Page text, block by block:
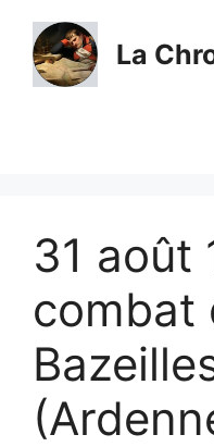
contenu
La
31 août
combat